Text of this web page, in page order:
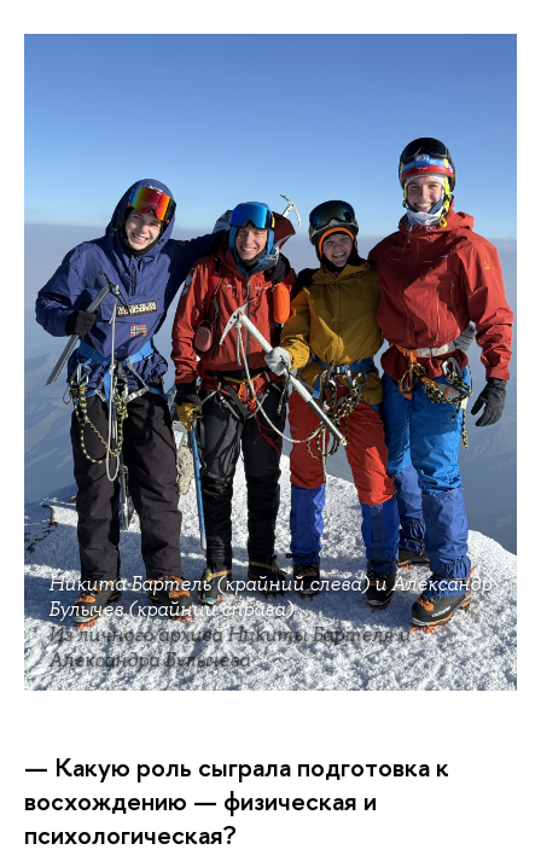
Никита Бартель (крайний слева) и Александр
Булычев (крайний справа)
Из личного архива Никиты Бартеля и
Александра Булычева
— Какую роль сыграла подготовка к
восхождению — физическая и
психологическая?